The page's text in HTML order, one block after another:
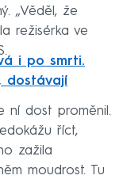
„Věděl, že
režisérka ve
i po smrti.
dostávají
ní dost proměnil.
říct,
zažila
moudrost. Tu